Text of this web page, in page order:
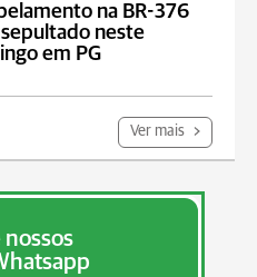
na BR-376
neste
em PG
Ver mais
nossos